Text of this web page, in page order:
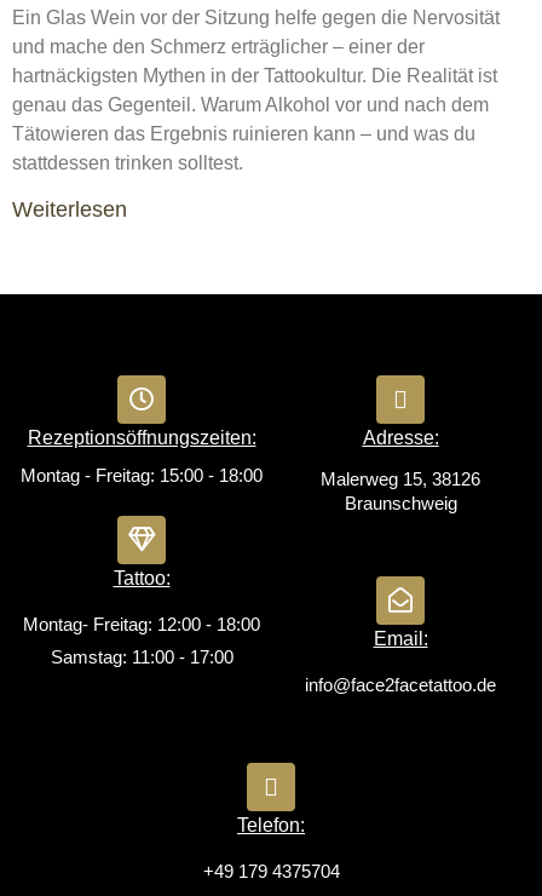
Ein Glas Wein vor der Sitzung helfe gegen die Nervosität
und mache den Schmerz erträglicher – einer der
hartnäckigsten Mythen in der Tattookultur. Die Realität ist
genau das Gegenteil. Warum Alkohol vor und nach dem
Tätowieren das Ergebnis ruinieren kann – und was du
stattdessen trinken solltest.
Weiterlesen
Rezeptionsöffnungszeiten:
Montag - Freitag: 15:00 - 18:00
Tattoo:
Montag- Freitag: 12:00 - 18:00
Samstag: 11:00 - 17:00
Adresse:
Malerweg 15, 38126
Braunschweig
Email:
info@face2facetattoo.de
Telefon:
+49 179 4375704